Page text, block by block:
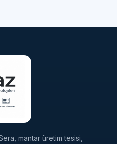
mantar üretim tesisi,